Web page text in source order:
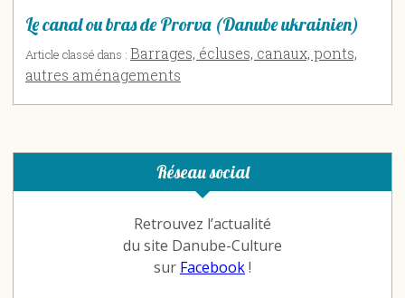
Le canal ou bras de Prorva (Danube ukrainien)
Article classé dans : Barrages, écluses, canaux, ponts,
autres aménagements
Réseau social
Retrouvez l’actualité
du site Danube-Culture
sur Facebook!